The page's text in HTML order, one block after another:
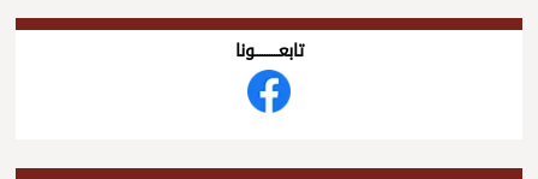
تابعــــــــــونا